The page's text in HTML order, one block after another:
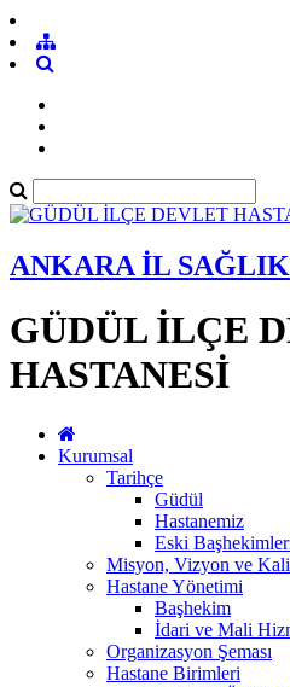
ANKARA İL
GÜDÜL İLÇE
HASTANESİ
Kurumsal
Tarihçe
Güdül
Hastanemiz
Eski
Misyon, Vizyon ve
Hastane Yönetimi
Başhekim
İdari ve Mali
Organizasyon Şeması
Hastane Birimleri